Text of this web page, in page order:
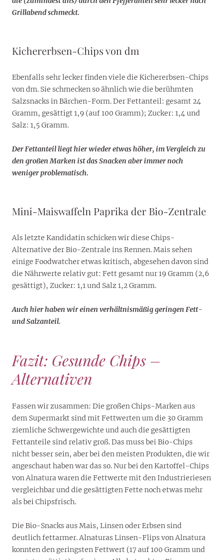
Grillabend schmeckt.
Kichererbsen-Chips von dm
Ebenfalls sehr lecker finden viele die Kichererbsen-Chips
von dm. Sie schmecken so ähnlich wie die berühmten
Salzsnacks in Bärchen-Form. Der Fettanteil: gesamt 24
Gramm, gesättigt 1,9 (auf 100 Gramm); Zucker: 1,4 und
Salz: 1,5 Gramm.
Der Fettanteil liegt hier wieder etwas höher, im Vergleich zu
den großen Marken ist das Snacken aber immer noch
weniger problematisch.
Mini-Maiswaffeln Paprika der Bio-Zentrale
Als letzte Kandidatin schicken wir diese Chips-
Alternative der Bio-Zentrale ins Rennen. Mais sehen
einige Foodwatcher etwas kritisch, abgesehen davon sind
die Nährwerte relativ gut: Fett gesamt nur 19 Gramm (2,6
gesättigt), Zucker: 1,1 und Salz 1,2 Gramm.
Auch hier haben wir einen verhältnismäßig geringen Fett-
und Salzanteil.
Fazit: Gesunde Chips –
Alternativen
Fassen wir zusammen: Die großen Chips-Marken aus
dem Supermarkt sind mit Fettwerten um die 30 Gramm
ziemliche Schwergewichte und auch die gesättigten
Fettanteile sind relativ groß. Das muss bei Bio-Chips
nicht besser sein, aber bei den meisten Produkten, die wir
angeschaut haben war das so. Nur bei den Kartoffel-Chips
von Alnatura waren die Fettwerte mit den Industrieriesen
vergleichbar und die gesättigten Fette noch etwas mehr
als bei Chipsfrisch.
Die Bio-Snacks aus Mais, Linsen oder Erbsen sind
deutlich fettarmer. Alnaturas Linsen-Flips von Alnatura
konnten den geringsten Fettwert (17 auf 100 Gramm und